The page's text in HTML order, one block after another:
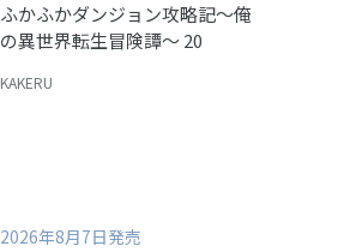
ふかふかダンジョン攻略記～俺
の異世界転生冒険譚～ 20
KAKERU
2026年8月7日発売